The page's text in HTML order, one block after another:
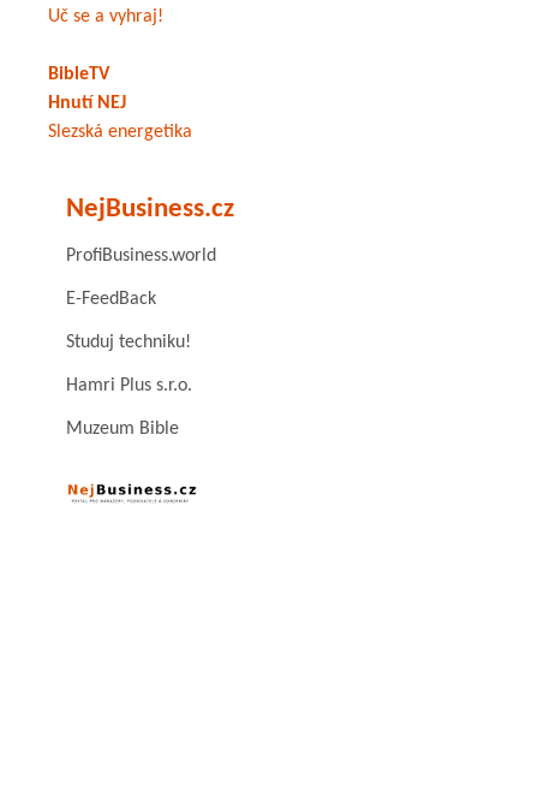
Uč se a vyhraj!
BibleTV
Hnutí NEJ
Slezská energetika
NejBusiness.cz
ProfiBusiness.world
E-FeedBack
Studuj techniku!
Hamri Plus s.r.o.
Muzeum Bible